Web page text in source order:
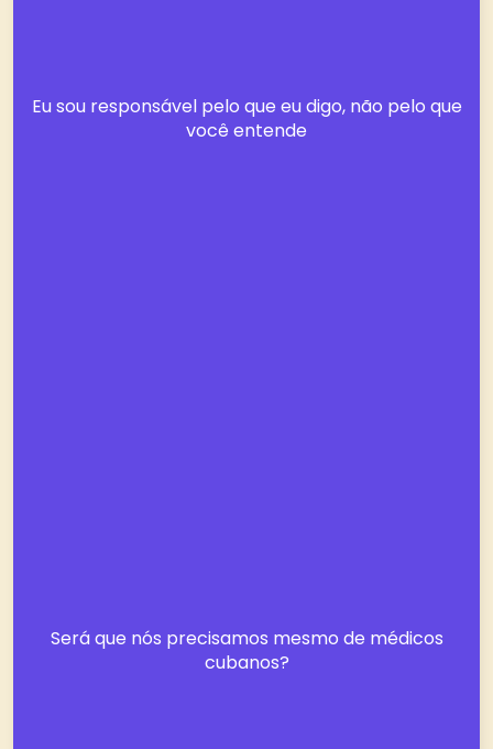
Eu sou responsável pelo que eu digo, não pelo que
você entende
Será que nós precisamos mesmo de médicos
cubanos?